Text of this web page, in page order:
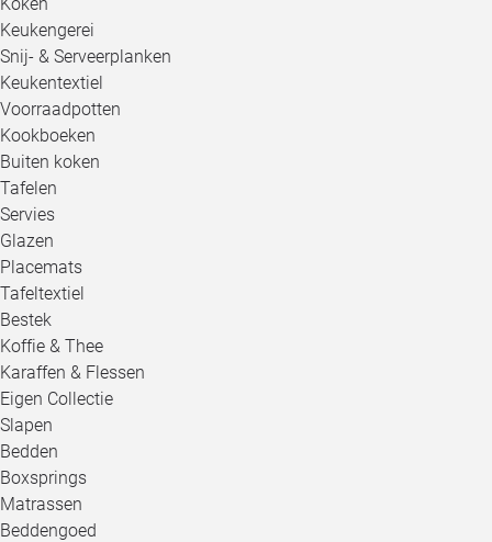
Keukengerei
Snij- & Serveerplanken
Keukentextiel
Voorraadpotten
Kookboeken
Buiten koken
Tafelen
Servies
Glazen
Placemats
Tafeltextiel
Bestek
Koffie & Thee
Karaffen & Flessen
Eigen Collectie
Slapen
Bedden
Boxsprings
Matrassen
Beddengoed